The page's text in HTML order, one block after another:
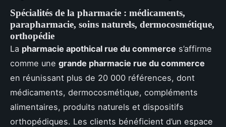
Spécialités de la pharmacie : médicaments,
parapharmacie, soins naturels, dermocosmétique,
orthopédie
La pharmacie apothical rue du commerce s’affirme
comme une grande pharmacie rue du commerce
en réunissant plus de 20 000 références, dont
médicaments, dermocosmétique, compléments
alimentaires, produits naturels et dispositifs
orthopédiques. Les clients bénéficient d’un espace